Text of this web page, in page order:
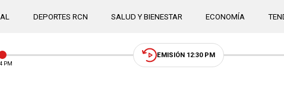
DEPORTES RCN SALUD Y BIENESTAR ECONOMÍA
PM
EMISIÓN 12:30 PM